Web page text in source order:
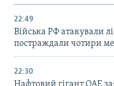
22:49
Війська РФ атакували
постраждали чотири
22:30